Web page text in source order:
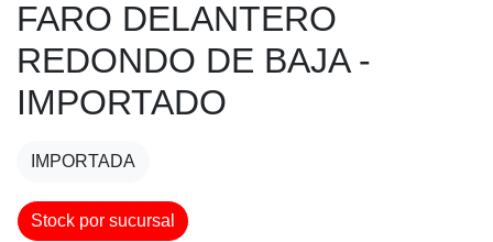
FARO DELANTERO
REDONDO DE BAJA -
IMPORTADO
IMPORTADA
Stock por sucursal